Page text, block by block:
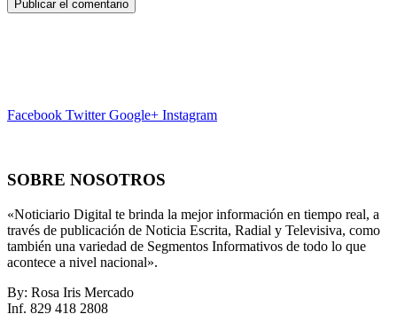
Facebook Twitter Google+ Instagram
SOBRE NOSOTROS
«Noticiario Digital te brinda la mejor información en tiempo real, a
través de publicación de Noticia Escrita, Radial y Televisiva, como
también una variedad de Segmentos Informativos de todo lo que
acontece a nivel nacional».
By: Rosa Iris Mercado
Inf. 829 418 2808